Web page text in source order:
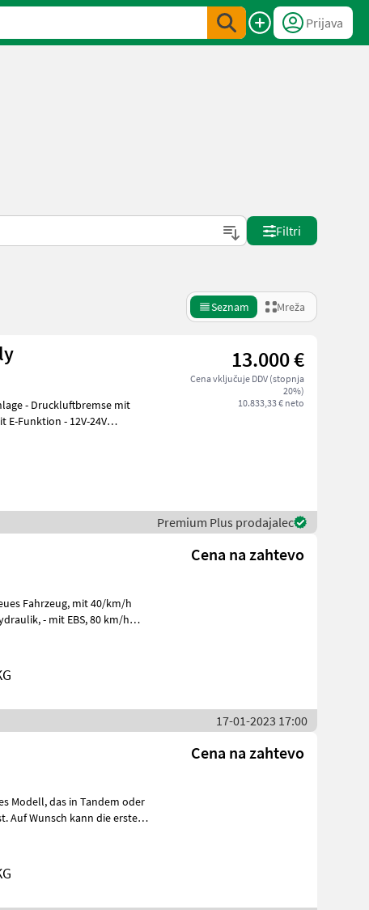
Prijava
Filtri
Seznam Mreža
13.000 €
Cena vključuje DDV (stopnja
20%)
10.833,33 € neto
E-Funktion - 12V-24V
Premium Plus prodajalec
Cena na zahtevo
mit 40/km/h
- mit EBS, 80 km/h
17-01-2023 17:00
Cena na zahtevo
oder
Auf Wunsch kann die erste